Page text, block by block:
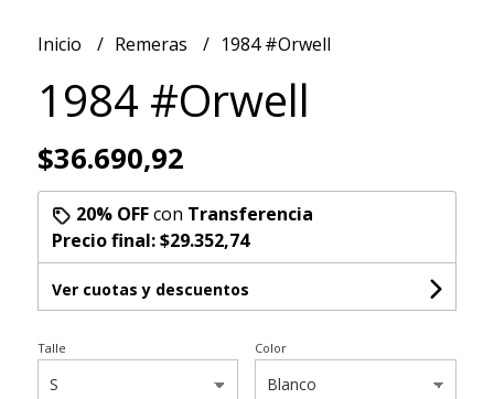
Inicio Remeras 1984 #Orwell
1984 #Orwell
$36.690,92
20% OFFcon Transferencia
Precio final:$29.352,74
Ver cuotas y descuentos
Talle Color